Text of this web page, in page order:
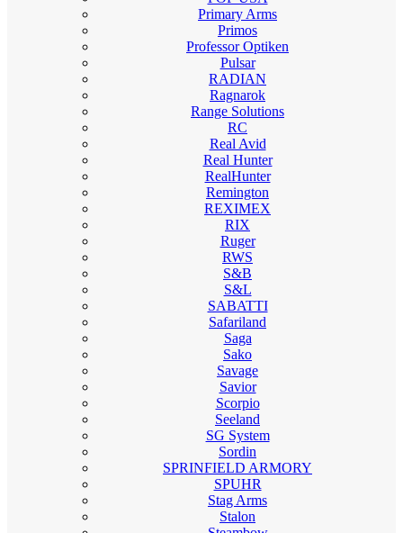
Primary Arms
Primos
Professor Optiken
Pulsar
RADIAN
Ragnarok
Range Solutions
RC
Real Avid
Real Hunter
RealHunter
Remington
REXIMEX
RIX
Ruger
RWS
S&B
S&L
SABATTI
Safariland
Saga
Sako
Savage
Savior
Scorpio
Seeland
SG System
Sordin
SPRINFIELD ARMORY
SPUHR
Stag Arms
Stalon